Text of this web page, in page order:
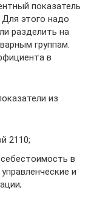
показатель
этого надо
разделить на
группам.
в
из
2110;
в
и